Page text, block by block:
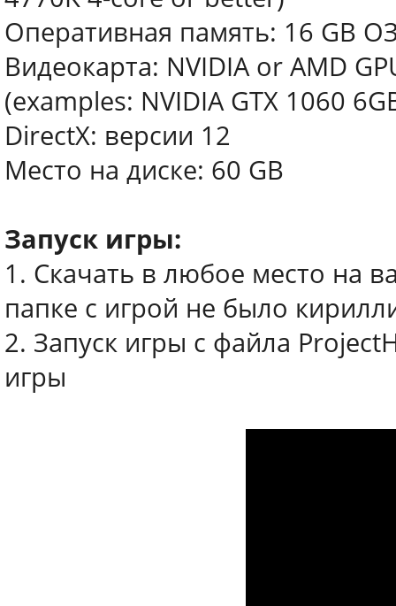
Оперативная память: 16 GB
Видеокарта: NVIDIA or AMD
(examples: NVIDIA GTX 1060
DirectX: версии 12
Место на диске: 60 GB
Запуск игры:
1. Скачать в любое место на
папке с игрой не было
2. Запуск игры с файла
игры